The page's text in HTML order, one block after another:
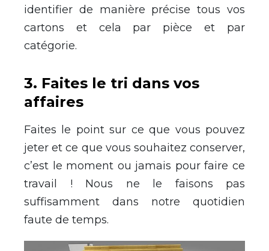
identifier de manière précise tous vos
cartons et cela par pièce et par
catégorie.
3. Faites le tri dans vos
affaires
Faites le point sur ce que vous pouvez
jeter et ce que vous souhaitez conserver,
c’est le moment ou jamais pour faire ce
travail ! Nous ne le faisons pas
suffisamment dans notre quotidien
faute de temps.